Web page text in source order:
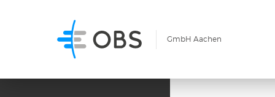
GmbH Aachen